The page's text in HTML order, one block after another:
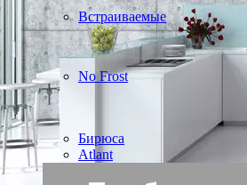
Встраиваемые
No Frost
Бирюса
Atlant